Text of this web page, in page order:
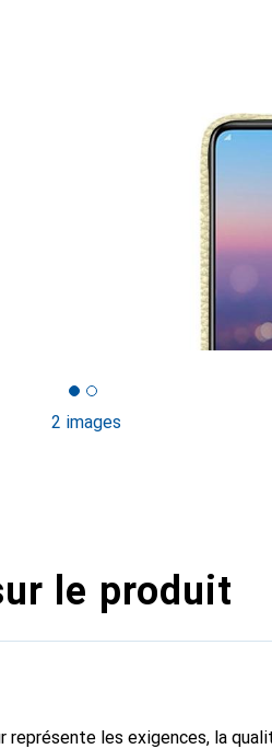
2 images
le produit
représente les exigences, la